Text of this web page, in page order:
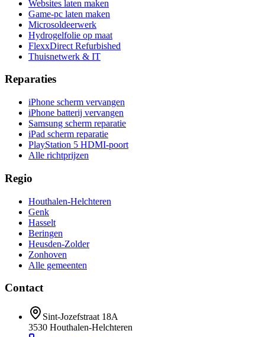
Websites laten maken
Game-pc laten maken
Microsoldeerwerk
Hydrogelfolie op maat
FlexxDirect Refurbished
Thuisnetwerk & IT
Reparaties
iPhone scherm vervangen
iPhone batterij vervangen
Samsung scherm reparatie
iPad scherm reparatie
PlayStation 5 HDMI-poort
Alle richtprijzen
Regio
Houthalen-Helchteren
Genk
Hasselt
Beringen
Heusden-Zolder
Zonhoven
Alle gemeenten
Contact
Sint-Jozefstraat 18A
3530 Houthalen-Helchteren